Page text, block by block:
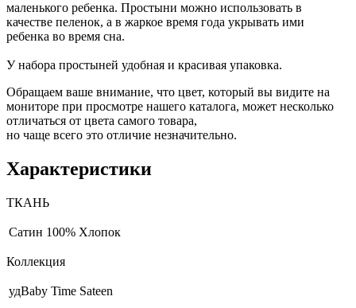
маленького ребенка. Простыни можно использовать в
качестве пеленок, а в жаркое время года укрывать ими
ребенка во время сна.
У набора простыней удобная и красивая упаковка.
Обращаем ваше внимание, что цвет, который вы видите на
мониторе при просмотре нашего каталога, может несколько
отличаться от цвета самого товара,
но чаще всего это отличие незначительно.
Характеристики
ТКАНЬ
Сатин 100% Хлопок
Коллекция
удBaby Time Sateen